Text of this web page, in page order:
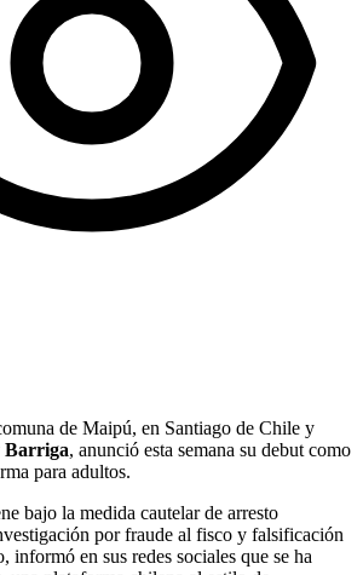
de Maipú, en Santiago de Chile y
Barriga, anunció esta semana su debut como
para adultos.
bajo la medida cautelar de arresto
por fraude al fisco y falsificación
informó en sus redes sociales que se ha